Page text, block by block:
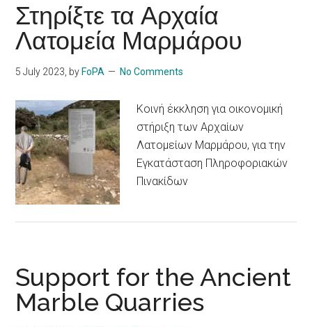
Στηρίξτε τα Αρχαία
Λατομεία Μαρμάρου
5 July 2023, by FoPA No Comments
Κοινή έκκληση για οικονομική
στήριξη των Αρχαίων
Λατομείων Μαρμάρου, για την
Εγκατάσταση Πληροφοριακών
Πινακίδων
Support for the Ancient
Marble Quarries